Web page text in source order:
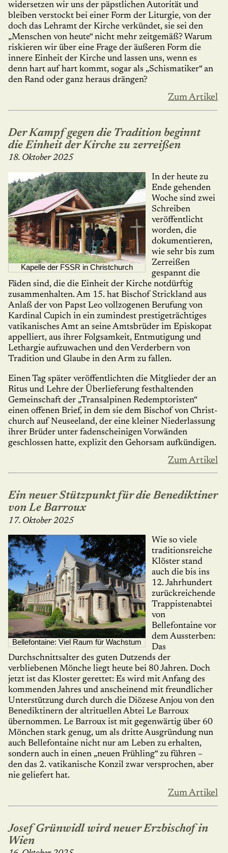
widersetzen wir uns der päpstlichen Auto­ri­tät und
bleiben verstockt bei einer Form der Liturgie, von der
doch das Lehramt der Kirche verkündet, sie sei den
„Menschen von heute“ nicht mehr zeitgemäß? Warum
ris­kie­ren wir über eine Frage der äußeren Form die
innere Einheit der Kirche und lassen uns, wenn es
denn hart auf hart kommt, sogar als „Schismatiker“ an
den Rand oder ganz heraus drängen?
Zum Artikel
Der Kampf gegen die Tradition beginnt
die Einheit der Kirche zu zerreißen
18. Oktober 2025
Kapelle der FSSR in Christchurch
In der heute zu
Ende gehenden
Woche sind zwei
Schreiben
veröffentlicht
wor­den, die
doku­mentieren,
wie sehr bis zum
Zerreißen
gespannt die
Fäden sind, die die Einheit der Kirche not­dürftig
zusammenhalten. Am 15. hat Bischof Strickland aus
Anlaß der von Papst Leo vollzo­genen Berufung von
Kardinal Cupich in ein zumindest prestige­trächtiges
vatikanisches Amt an seine Amtsbrüder im Episkopat
appel­liert, aus ihrer Folgsamkeit, Entmutigung und
Lethargie aufzuwachen und den Verderbern von
Tradition und Glaube in den Arm zu fallen.
Einen Tag später veröffentlichten die Mitglieder der an
Ritus und Lehre der Überliefe­rung festhaltenden
Gemeinschaft der „Transalpinen Re­demp­toristen“
einen offenen Brief, in dem sie dem Bischof von Christ­
church auf Neuseeland, der eine kleiner Niederlassung
ihrer Brüder un­ter faden­scheinigen Vorwänden
geschlossen hatte, explizit den Gehor­sam aufkün­di­gen.
Zum Artikel
Ein neuer Stützpunkt für die Benediktiner
von Le Barroux
17. Oktober 2025
Bellefontaine: Viel Raum für Wachstum
Wie so viele
traditionsreiche
Klöster stand
auch die bis ins
12. Jahrhundert
zurück­rei­chende
Trappistenabtei
von
Bellefontaine vor
dem Aussterben:
Das
Durchschnittsalter des guten Dutzends der
verbliebenen Mönche liegt heute bei 80 Jahren. Doch
jetzt ist das Kloster gerettet: Es wird mit Anfang des
kom­menden Jahres und anscheinend mit freundlicher
Unterstützung durch durch die Diözese Anjou von den
Benediktinern der altrituellen Abtei Le Barroux
übernom­men. Le Barroux ist mit gegenwärtig über 60
Mön­chen stark genug, um als dritte Aus­grün­dung nun
auch Bellefontaine nicht nur am Leben zu erhalten,
sondern auch in einen „neuen Frühling“ zu führen –
den das 2. vatikanische Konzil zwar versprochen, aber
nie geliefert hat.
Zum Artikel
Josef Grünwidl wird neuer Erzbischof in
Wien